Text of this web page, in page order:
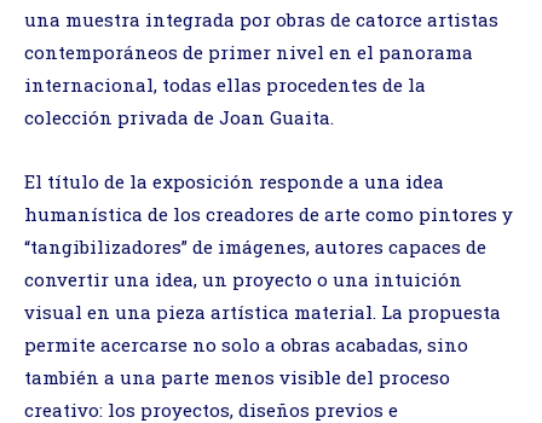
una muestra integrada por obras de catorce artistas
contemporáneos de primer nivel en el panorama
internacional, todas ellas procedentes de la
colección privada de Joan Guaita.
El título de la exposición responde a una idea
humanística de los creadores de arte como pintores y
“tangibilizadores” de imágenes, autores capaces de
convertir una idea, un proyecto o una intuición
visual en una pieza artística material. La propuesta
permite acercarse no solo a obras acabadas, sino
también a una parte menos visible del proceso
creativo: los proyectos, diseños previos e